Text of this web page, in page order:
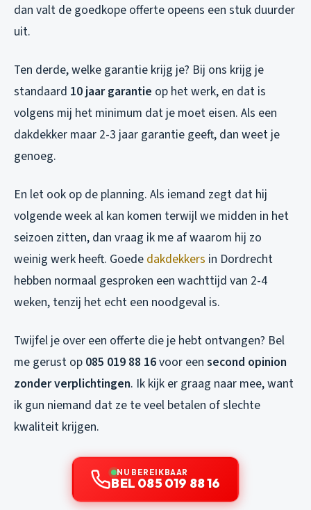
dan valt de goedkope offerte opeens een stuk duurder
uit.
Ten derde, welke garantie krijg je? Bij ons krijg je
standaard 10 jaar garantie op het werk, en dat is
volgens mij het minimum dat je moet eisen. Als een
dakdekker maar 2-3 jaar garantie geeft, dan weet je
genoeg.
En let ook op de planning. Als iemand zegt dat hij
volgende week al kan komen terwijl we midden in het
seizoen zitten, dan vraag ik me af waarom hij zo
weinig werk heeft. Goede dakdekkers in Dordrecht
hebben normaal gesproken een wachttijd van 2-4
weken, tenzij het echt een noodgeval is.
Twijfel je over een offerte die je hebt ontvangen? Bel
me gerust op 085 019 88 16voor een second opinion
zonder verplichtingen. Ik kijk er graag naar mee, want
ik gun niemand dat ze te veel betalen of slechte
kwaliteit krijgen.
NU BEREIKBAAR
BEL 085 019 88 16